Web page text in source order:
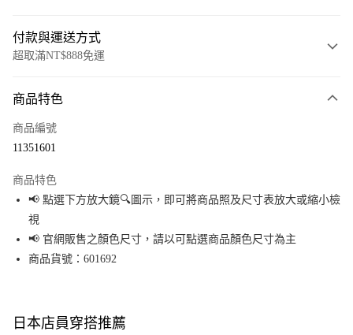
付款與運送方式
超取滿NT$888免運
信用卡一次付款
Apple Pay
街口支付
悠遊付
全盈+PAY
商品特色
商品編號
11351601
商品特色
📢 點選下方放大鏡🔍圖示，即可將商品照及尺寸表放大或縮小檢
視
📢 官網販售之顏色尺寸，請以可點選商品顏色尺寸為主
商品貨號：601692
日本店員穿搭推薦